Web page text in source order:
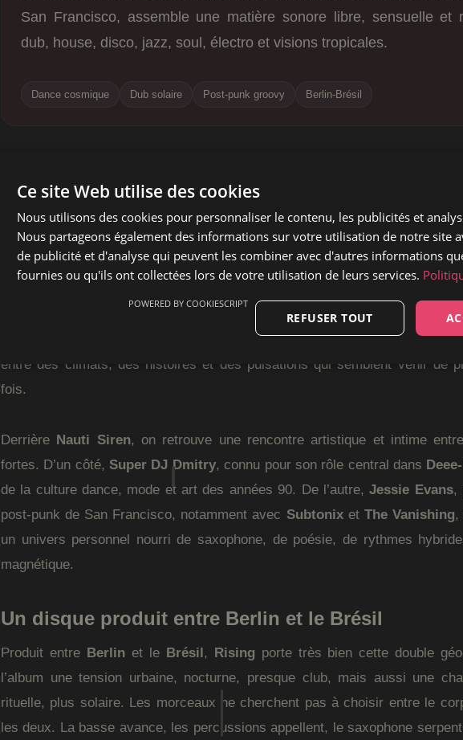
San Francisco, assemble une matière sonore libre, sensuelle et
dub, house, disco, jazz, soul, électro et visions tropicales.
Dance cosmique Dub solaire Post-punk groovy Berlin-Brésil
incandescent, entre club, transe et
cosmique
Certains disques donnent l’impression de vouloir entrer dans une
avance comme une fête étrange, lumineuse et habitée, où le groove sert à
boussole et de langage commun. On y danse, bien sûr, mais pas
entre des climats, des histoires et des pulsations qui semblent venir de
fois.
Derrière Nauti Siren, on retrouve une rencontre artistique et intime
fortes. D’un côté, Super DJ Dmitry, connu pour son rôle central dans
de la culture dance, mode et art des années 90. De l’autre,Jessie Evans,
post-punk de San Francisco, notamment avec Subtonixet The Vanishing,
un univers personnel nourri de saxophone, de poésie, de rythmes
magnétique.
Un disque produit entre Berlin et le Brésil
Produit entre Berlinet le Brésil, Rising porte très bien cette double
l’album une tension urbaine, nocturne, presque club, mais aussi une
rituelle, plus solaire. Les morceaux ne cherchent pas à choisir entre le
les deux. La basse avance, les percussions appellent, le saxophone
Ce site Web utilise des cookies
Nous utilisons des cookies pour personnaliser le contenu, les publicités et
Nous partageons également des informations sur votre utilisation de notre site
de publicité et d'analyse qui peuvent les combiner avec d'autres informations
fournies ou qu'ils ont collectées lors de votre utilisation de leurs services.
REFUSER TOUT
POWERED BY COOKIESCRIPT